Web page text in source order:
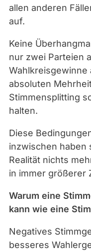
allen anderen
auf.
Keine
nur zwei Parteien
absoluten
Stimmensplitting
halten.
Diese
inzwischen haben
Realität nichts
in immer größerer
Warum eine
kann wie eine
Negatives
besseres